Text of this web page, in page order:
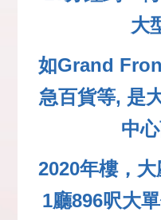
大
如Grand
急百貨等, 是
中
2020年樓，
1廳896呎大